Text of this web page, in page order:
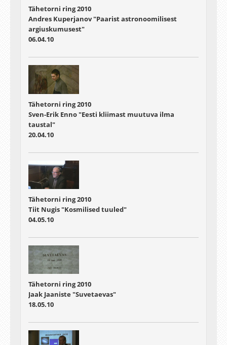
Tähetorni ring 2010
Andres Kuperjanov "Paarist astronoomilisest
argiuskumusest"
06.04.10
Tähetorni ring 2010
Sven-Erik Enno "Eesti kliimast muutuva ilma
taustal"
20.04.10
Tähetorni ring 2010
Tiit Nugis "Kosmilised tuuled"
04.05.10
Tähetorni ring 2010
Jaak Jaaniste "Suvetaevas"
18.05.10